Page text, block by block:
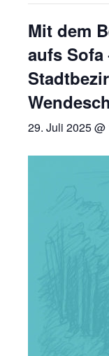
Mit dem
aufs Sofa
29. Juli 2025 @